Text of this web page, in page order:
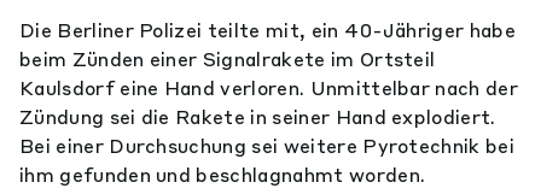
Die Berliner Polizei teilte mit, ein 40-Jähriger habe
beim Zünden einer Signalrakete im Ortsteil
Kaulsdorf eine Hand verloren. Unmittelbar nach der
Zündung sei die Rakete in seiner Hand explodiert.
Bei einer Durchsuchung sei weitere Pyrotechnik bei
ihm gefunden und beschlagnahmt worden.